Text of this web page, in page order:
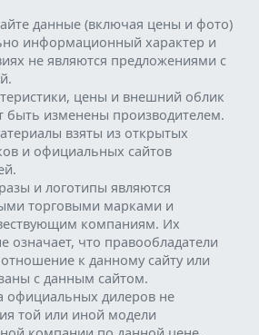
данные (включая цены и фото)
информационный характер и
не являются предложениями с
цены и внешний облик
быть изменены производителем.
взяты из открытых
и официальных сайтов
и логотипы являются
торговыми марками и
компаниям. Их
означает, что правообладатели
к данному сайту или
с данным сайтом.
официальных дилеров не
той или иной модели